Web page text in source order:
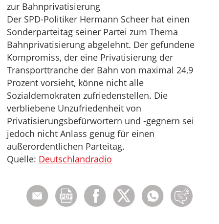
zur Bahnprivatisierung
Der SPD-Politiker Hermann Scheer hat einen
Sonderparteitag seiner Partei zum Thema
Bahnprivatisierung abgelehnt. Der gefundene
Kompromiss, der eine Privatisierung der
Transporttranche der Bahn von maximal 24,9
Prozent vorsieht, könne nicht alle
Sozialdemokraten zufriedenstellen. Die
verbliebene Unzufriedenheit von
Privatisierungsbefürwortern und -gegnern sei
jedoch nicht Anlass genug für einen
außerordentlichen Parteitag.
Quelle: Deutschlandradio